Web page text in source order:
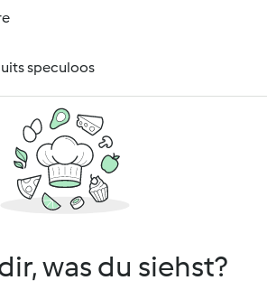
speculoos
was du siehst?